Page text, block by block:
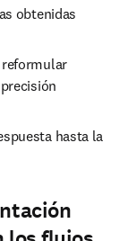
obtenidas
reformular
hasta la